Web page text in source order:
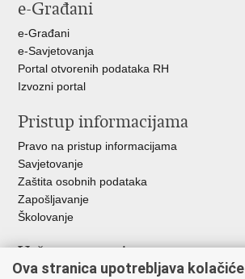
FacebookuTwitteru
e-Građani
e-Građani
e-Savjetovanja
Portal otvorenih podataka RH
Izvozni portal
Pristup informacijama
Pravo na pristup informacijama
Savjetovanje
Zaštita osobnih podataka
Zapošljavanje
Školovanje
Važne poveznice
Ova stranica upotrebljava kolačiće